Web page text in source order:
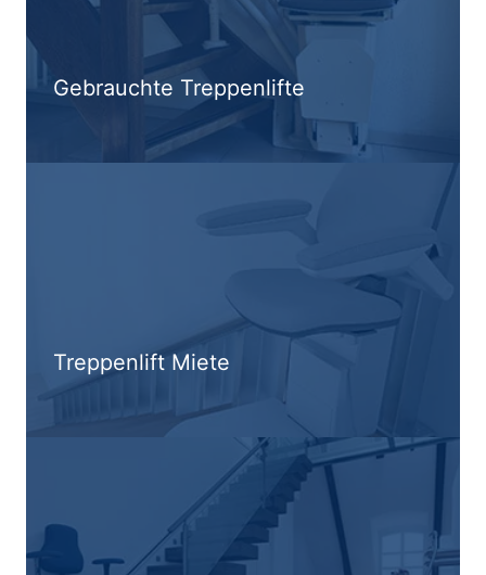
Gebrauchte Treppenlifte
Treppenlift Miete